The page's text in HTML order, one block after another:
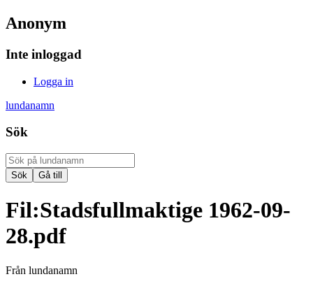
Anonym
Inte inloggad
Logga in
lundanamn
Sök
Fil:Stadsfullmaktige 1962-09-
28.pdf
Från lundanamn